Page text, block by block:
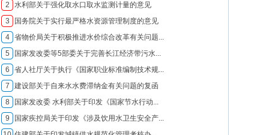
2
水利部关于强化取水口取水监测计量的意见
3
国务院关于实行最严格水资源管理制度的意见
4
省物价局关于积极推进水价综合改革有关问题...
5
国家发改委等5部委关于完善长江经济带污水...
6
省人社厅关于执行《国家职业标准编制技术规...
7
建设部关于自来水水费滞纳金有关问题的复函
8
国家发改委 水利部关于印发《国家节水行动...
9
国家疾控局关于印发《涉及饮用水卫生安全产...